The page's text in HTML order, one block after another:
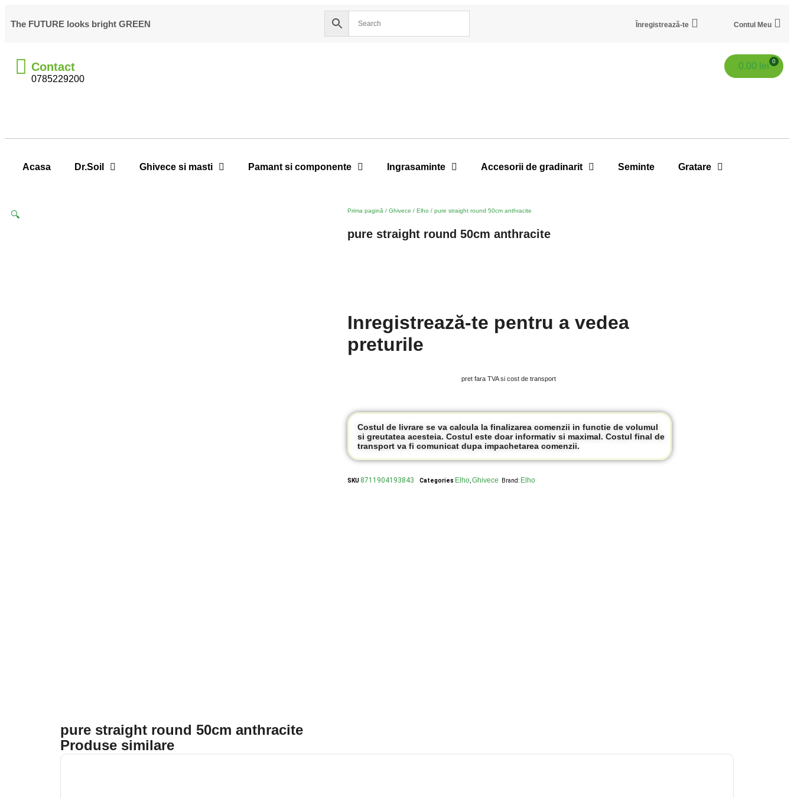
The FUTURE looks bright GREEN Înregistrează-te Contul Meu
Contact
0785229200
0.00 lei 0
Acasa Dr.Soil Ghivece si masti Pamant si componente Ingrasaminte Accesorii de gradinarit Seminte Gratare
🔍 Prima pagină / Ghivece / Elho / pure straight round 50cm anthracite
pure straight round 50cm anthracite
Inregistrează-te pentru a vedea
preturile
pret fara TVA si cost de transport
Costul de livrare se va calcula la finalizarea comenzii in functie de volumul
si greutatea acesteia. Costul este doar informativ si maximal. Costul final de
transport va fi comunicat dupa impachetarea comenzii.
SKU 8711904193843 Categories Elho Ghivece Brand: Elho
pure straight round 50cm anthracite
Produse similare